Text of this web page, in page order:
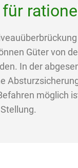
Güter von
In der
möglich